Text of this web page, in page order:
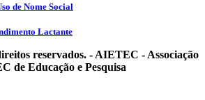
de Nome Social
Lactante
reservados. - AIETEC - Associação
de Educação e Pesquisa